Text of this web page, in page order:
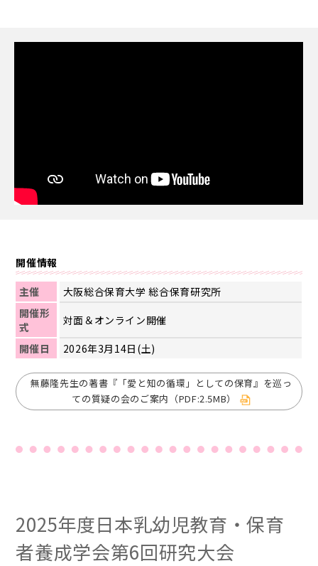
開催情報
主催
大阪総合保育大学 総合保育研究所
開催形
式
対面＆オンライン開催
開催日
2026年3月14日(土)
無藤隆先生の著書『「愛と知の循環」としての保育』を巡っ
ての質疑の会のご案内（PDF:2.5MB）
2025年度日本乳幼児教育・保育
者養成学会第6回研究大会